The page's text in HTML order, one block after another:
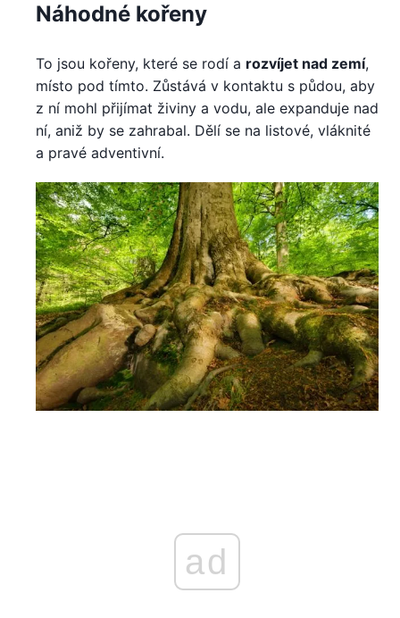
Náhodné kořeny
To jsou kořeny, které se rodí a rozvíjet nad zemí,
místo pod tímto. Zůstává v kontaktu s půdou, aby
z ní mohl přijímat živiny a vodu, ale expanduje nad
ní, aniž by se zahrabal. Dělí se na listové, vláknité
a pravé adventivní.
ad